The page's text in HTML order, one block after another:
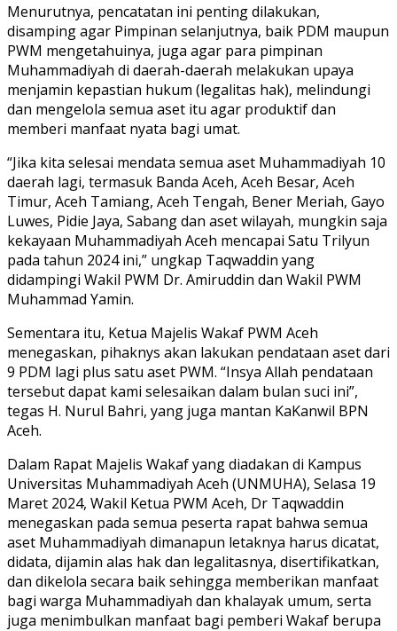
Menurutnya, pencatatan ini penting dilakukan,
disamping agar Pimpinan selanjutnya, baik PDM maupun
PWM mengetahuinya, juga agar para pimpinan
Muhammadiyah di daerah-daerah melakukan upaya
menjamin kepastian hukum (legalitas hak), melindungi
dan mengelola semua aset itu agar produktif dan
memberi manfaat nyata bagi umat.
“Jika kita selesai mendata semua aset Muhammadiyah 10
daerah lagi, termasuk Banda Aceh, Aceh Besar, Aceh
Timur, Aceh Tamiang, Aceh Tengah, Bener Meriah, Gayo
Luwes, Pidie Jaya, Sabang dan aset wilayah, mungkin saja
kekayaan Muhammadiyah Aceh mencapai Satu Trilyun
pada tahun 2024 ini,” ungkap Taqwaddin yang
didampingi Wakil PWM Dr. Amiruddin dan Wakil PWM
Muhammad Yamin.
Sementara itu, Ketua Majelis Wakaf PWM Aceh
menegaskan, pihaknys akan lakukan pendataan aset dari
9 PDM lagi plus satu aset PWM. “Insya Allah pendataan
tersebut dapat kami selesaikan dalam bulan suci ini”,
tegas H. Nurul Bahri, yang juga mantan KaKanwil BPN
Aceh.
Dalam Rapat Majelis Wakaf yang diadakan di Kampus
Universitas Muhammadiyah Aceh (UNMUHA), Selasa 19
Maret 2024, Wakil Ketua PWM Aceh, Dr Taqwaddin
menegaskan pada semua peserta rapat bahwa semua
aset Muhammadiyah dimanapun letaknya harus dicatat,
didata, dijamin alas hak dan legalitasnya, disertifikatkan,
dan dikelola secara baik sehingga memberikan manfaat
bagi warga Muhammadiyah dan khalayak umum, serta
juga menimbulkan manfaat bagi pemberi Wakaf berupa